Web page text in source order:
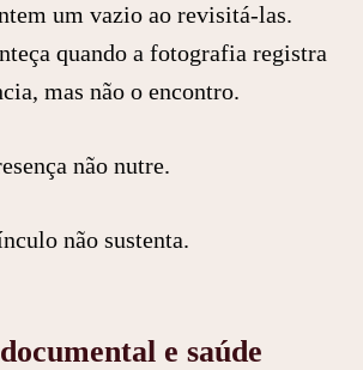
um vazio ao revisitá-las.
quando a fotografia registra
mas não o encontro.
não nutre.
não sustenta.
e saúde